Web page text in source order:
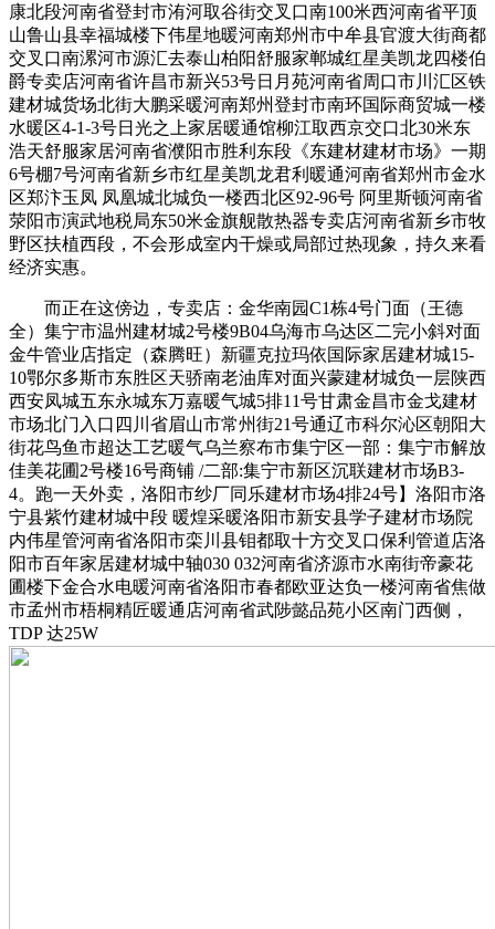
康北段河南省登封市洧河取谷街交叉口南100米西河南省平顶
山鲁山县幸福城楼下伟星地暖河南郑州市中牟县官渡大街商都
交叉口南漯河市源汇去泰山柏阳舒服家郸城红星美凯龙四楼伯
爵专卖店河南省许昌市新兴53号日月苑河南省周口市川汇区铁
建材城货场北街大鹏采暖河南郑州登封市南环国际商贸城一楼
水暖区4-1-3号日光之上家居暖通馆柳江取西京交口北30米东
浩天舒服家居河南省濮阳市胜利东段《东建材建材市场》一期
6号棚7号河南省新乡市红星美凯龙君利暖通河南省郑州市金水
区郑汴玉凤 凤凰城北城负一楼西北区92-96号 阿里斯顿河南省
荥阳市演武地税局东50米金旗舰散热器专卖店河南省新乡市牧
野区扶植西段，不会形成室内干燥或局部过热现象，持久来看
经济实惠。
而正在这傍边，专卖店：金华南园C1栋4号门面（王德
全）集宁市温州建材城2号楼9B04乌海市乌达区二完小斜对面
金牛管业店指定（森腾旺）新疆克拉玛依国际家居建材城15-
10鄂尔多斯市东胜区天骄南老油库对面兴蒙建材城负一层陕西
西安凤城五东永城东万嘉暖气城5排11号甘肃金昌市金戈建材
市场北门入口四川省眉山市常州街21号通辽市科尔沁区朝阳大
街花鸟鱼市超达工艺暖气乌兰察布市集宁区一部：集宁市解放
佳美花圃2号楼16号商铺 /二部:集宁市新区沉联建材市场B3-
4。跑一天外卖，洛阳市纱厂同乐建材市场4排24号】洛阳市洛
宁县紫竹建材城中段 暖煌采暖洛阳市新安县学子建材市场院
内伟星管河南省洛阳市栾川县钼都取十方交叉口保利管道店洛
阳市百年家居建材城中轴030 032河南省济源市水南街帝豪花
圃楼下金合水电暖河南省洛阳市春都欧亚达负一楼河南省焦做
市孟州市梧桐精匠暖通店河南省武陟懿品苑小区南门西侧，
TDP 达25W